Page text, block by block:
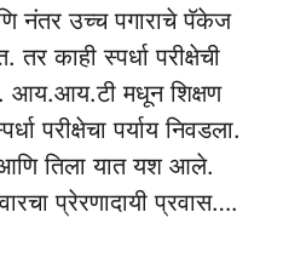
नंतर उच्च पगाराचे पॅकेज
काही स्पर्धा परीक्षेची
आय.आय.टी मधून शिक्षण
परीक्षेचा पर्याय निवडला.
आणि तिला यात यश आले.
प्रेरणादायी प्रवास….